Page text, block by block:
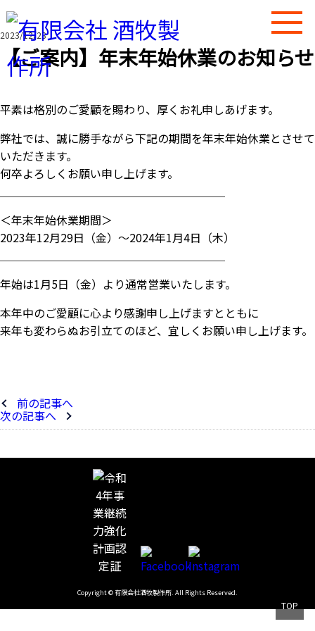
2023/12/28
【ご案内】年末年始休業のお知らせ
平素は格別のご愛顧を賜わり、厚くお礼申しあげます。
弊社では、誠に勝手ながら下記の期間を年末年始休業とさせて
いただきます。
何卒よろしくお願い申し上げます。
＜年末年始休業期間＞
2023年12月29日（金）～2024年1月4日（木）
年始は1月5日（金）より通常営業いたします。
本年中のご愛顧に心より感謝申し上げますとともに
来年も変わらぬお引立てのほど、宜しくお願い申し上げます。
前の記事へ
次の記事へ
TOP
Copyright © 有限会社酒牧製作所. All Rights Reserved.